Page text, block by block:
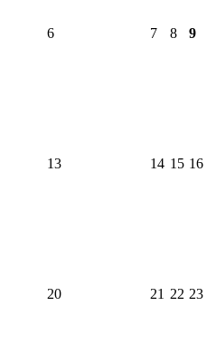
6 7 8 9
13 14 15 16
20 21 22 23